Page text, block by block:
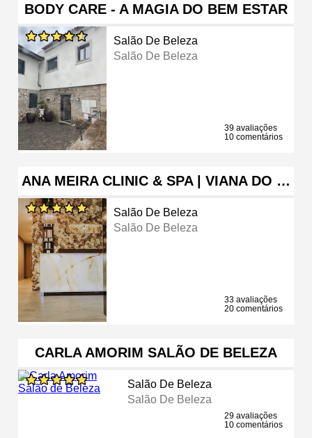
BODY CARE - A MAGIA DO BEM ESTAR
Salão De Beleza
Salão De Beleza
39 avaliações
10 comentários
ANA MEIRA CLINIC & SPA | VIANA DO …
Salão De Beleza
Salão De Beleza
33 avaliações
20 comentários
CARLA AMORIM SALÃO DE BELEZA
Salão De Beleza
Salão De Beleza
29 avaliações
10 comentários